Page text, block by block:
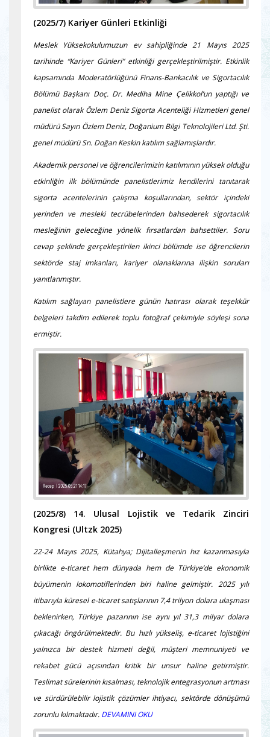
(2025/7) Kariyer Günleri Etkinliği
Meslek Yüksekokulumuzun ev sahipliğinde 21 Mayıs 2025
tarihinde “Kariyer Günleri” etkinliği gerçekleştirilmiştir. Etkinlik
kapsamında Moderatörlüğünü Finans-Bankacılık ve Sigortacılık
Bölümü Başkanı Doç. Dr. Mediha Mine Çelikkol’un yaptığı ve
panelist olarak Özlem Deniz Sigorta Acenteliği Hizmetleri genel
müdürü Sayın Özlem Deniz, Doğanium Bilgi Teknolojileri Ltd. Şti.
genel müdürü Sn. Doğan Keskin katılım sağlamışlardır.
Akademik personel ve öğrencilerimizin katılımının yüksek olduğu
etkinliğin ilk bölümünde panelistlerimiz kendilerini tanıtarak
sigorta acentelerinin çalışma koşullarından, sektör içindeki
yerinden ve mesleki tecrübelerinden bahsederek sigortacılık
mesleğinin geleceğine yönelik fırsatlardan bahsettiler. Soru
cevap şeklinde gerçekleştirilen ikinci bölümde ise öğrencilerin
sektörde staj imkanları, kariyer olanaklarına ilişkin soruları
yanıtlanmıştır.
Katılım sağlayan panelistlere günün hatırası olarak teşekkür
belgeleri takdim edilerek toplu fotoğraf çekimiyle söyleşi sona
ermiştir.
(2025/8) 14. Ulusal Lojistik ve Tedarik Zinciri
Kongresi (Ultzk 2025)
22-24 Mayıs 2025, Kütahya; Dijitalleşmenin hız kazanmasıyla
birlikte e-ticaret hem dünyada hem de Türkiye’de ekonomik
büyümenin lokomotiflerinden biri haline gelmiştir. 2025 yılı
itibarıyla küresel e-ticaret satışlarının 7,4 trilyon dolara ulaşması
beklenirken, Türkiye pazarının ise aynı yıl 31,3 milyar dolara
çıkacağı öngörülmektedir. Bu hızlı yükseliş, e-ticaret lojistiğini
yalnızca bir destek hizmeti değil, müşteri memnuniyeti ve
rekabet gücü açısından kritik bir unsur haline getirmiştir.
Teslimat sürelerinin kısalması, teknolojik entegrasyonun artması
ve sürdürülebilir lojistik çözümler ihtiyacı, sektörde dönüşümü
zorunlu kılmaktadır. DEVAMINI OKU